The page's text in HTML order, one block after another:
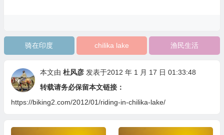
骑在印度 chilika lake 渔民生活
本文由 杜风彦 发表于2012 年 1 月 17 日 01:33:48
转载请务必保留本文链接：
https://biking2.com/2012/01/riding-in-chilika-lake/